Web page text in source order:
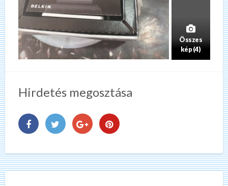
Összes
kép (4)
Hirdetés megosztása